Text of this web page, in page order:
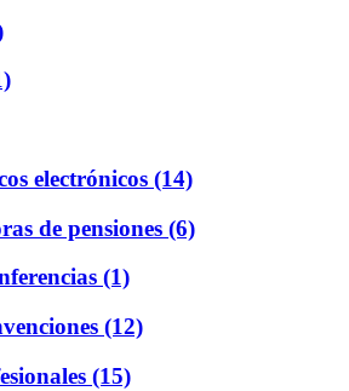
electrónicos (14)
de pensiones (6)
(1)
(12)
(15)